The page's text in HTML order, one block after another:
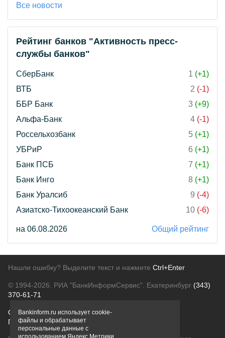
Все новости
Рейтинг банков "Активность пресс-
службы банков"
СберБанк 1 (+1)
ВТБ
2 (-1)
ББР Банк
3 (+9)
Альфа-Банк
4 (-1)
Россельхозбанк
5 (+1)
УБРиР
6 (+1)
Банк ПСБ
7 (+1)
Банк Инго
8 (+1)
Банк Уралсиб
9 (-4)
Азиатско-Тихоокеанский Банк
10 (-6)
на 06.08.2026 Общий рейтинг
Нашли ошибку? Выделите текст и нажмите Ctrl+Enter
© 1994-2026. РИА "БанкИнформСервис". Екатеринбург (343)
370-61-71
О проектеПолитика конфиденциальности
Правовая информацияДля рекламодателей
Bankinform.ru использует cookie-
файлы и обрабатывает
персональные данные с
использованием Яндекс Метрики,